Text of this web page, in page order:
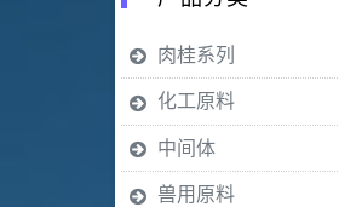
肉桂系列
化工原料
中间体
兽用原料